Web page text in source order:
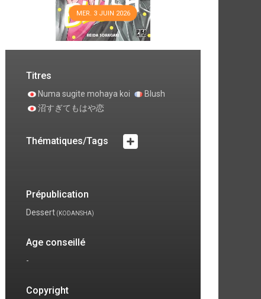
MER. 3 JUIN 2026
Titres
Numa sugite mohaya koi
Blush
沼すぎてもはや恋
Thématiques/Tags
Prépublication
Dessert (KODANSHA)
Age conseillé
-
Copyright